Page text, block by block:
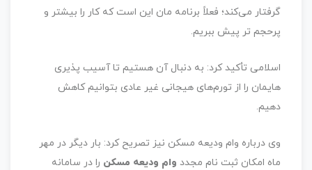
گرفتار می‌کند؛ فعلاً برنامه مان این است که کار را بیشتر و
پرحجم تر پیش ببریم.
اسلامی تأکید کرد: به دنبال آن هستیم تا آسیب پذیری
هایمان را از تورم‌های هیجانی غیر عادی بتوانیم کاهش
دهیم.
وی درباره وام ودیعه مسکن نیز تصریح کرد: بار دیگر در مهر
ماه امکان ثبت نام مجدد وام ودیعه مسکن را در سامانه